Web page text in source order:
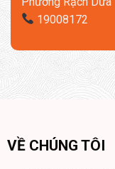
19008172
VỀ CHÚNG TÔI